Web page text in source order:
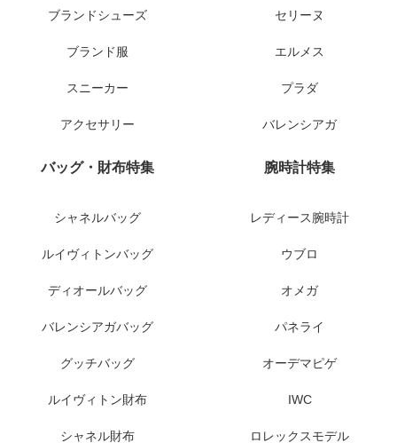
ブランドシューズ
ブランド服
スニーカー
アクセサリー
セリーヌ
エルメス
プラダ
バレンシアガ
バッグ・財布特集
シャネルバッグ
ルイヴィトンバッグ
ディオールバッグ
バレンシアガバッグ
グッチバッグ
ルイヴィトン財布
シャネル財布
腕時計特集
レディース腕時計
ウブロ
オメガ
パネライ
オーデマピゲ
IWC
ロレックスモデル